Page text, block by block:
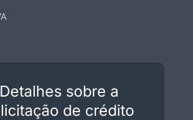
Detalhes sobre a
de crédito